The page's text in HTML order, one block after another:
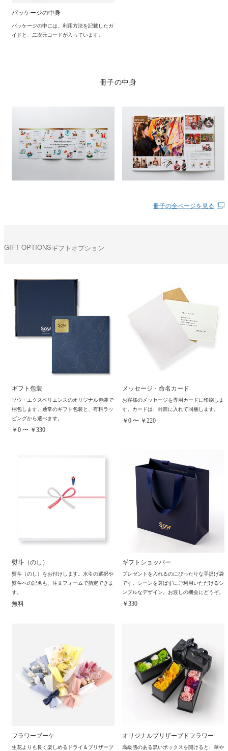
パッケージの中身
パッケージの中には、利用方法を記載したガ
イドと、二次元コードが入っています。
冊子の中身
冊子の全ページを見る
GIFT OPTIONSギフトオプション
ギフト包装
ソウ・エクスペリエンスのオリジナル包装で
梱包します。通常のギフト包装と、有料ラッ
ピングから選べます。
￥0 〜 ￥330
メッセージ・命名カード
お客様のメッセージを専用カードに印刷しま
す。カードは、封筒に入れて同梱します。
￥0 〜 ￥220
熨斗（のし）
熨斗（のし）をお付けします。水引の選択や
熨斗への記名も、注文フォームで指定できま
す。
無料
ギフトショッパー
プレゼントを入れるのにぴったりな手提げ袋
です。シーンを選ばずにご利用いただけるシ
ンプルなデザイン。お渡しの機会にどうぞ。
￥330
フラワーブーケ
生花よりも長く楽しめるドライ＆プリザーブ
オリジナルプリザーブドフラワー
高級感のある黒いボックスを開けると、華や